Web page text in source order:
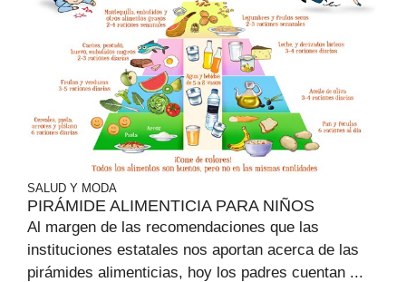
SALUD Y MODA
PIRÁMIDE ALIMENTICIA PARA NIÑOS
Al margen de las recomendaciones que las
instituciones estatales nos aportan acerca de las
pirámides alimenticias, hoy los padres cuentan ...